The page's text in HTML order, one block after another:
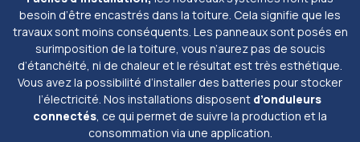
besoin d’être encastrés dans la toiture. Cela signifie que les
travaux sont moins conséquents. Les panneaux sont posés en
surimposition de la toiture, vous n’aurez pas de soucis
d’étanchéité, ni de chaleur et le résultat est très esthétique.
Vous avez la possibilité d’installer des batteries pour stocker
l’électricité. Nos installations disposent d’onduleurs
connectés, ce qui permet de suivre la production et la
consommation via une application.